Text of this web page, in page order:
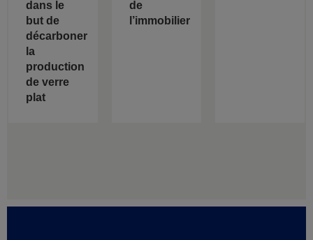
dans le
but de
décarboner
la
production
de verre
plat
de
l’immobilier